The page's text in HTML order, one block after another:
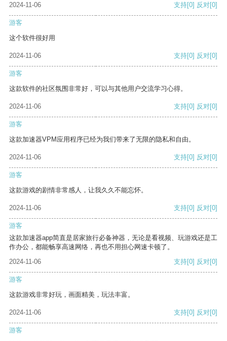
2024-11-06 支持[0] 反对[0]
游客
这个软件很好用
2024-11-06 支持[0] 反对[0]
游客
这款软件的社区氛围非常好，可以与其他用户交流学习心得。
2024-11-06 支持[0] 反对[0]
游客
这款加速器VPM应用程序已经为我们带来了无限的隐私和自由。
2024-11-06 支持[0] 反对[0]
游客
这款游戏的剧情非常感人，让我久久不能忘怀。
2024-11-06 支持[0] 反对[0]
游客
这款加速器app简直是居家旅行必备神器，无论是看视频、玩游戏还是工
作办公，都能畅享高速网络，再也不用担心网速卡顿了。
2024-11-06
支持[0] 反对[0]
游客
这款游戏非常好玩，画面精美，玩法丰富。
2024-11-06 支持[0] 反对[0]
游客